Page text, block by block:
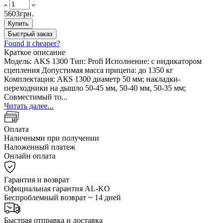
5603грн.
Купить
Быстрый заказ
Found it cheaper?
Краткое описание
Модель: AKS 1300 Тип: Profi Исполнение: с индикатором
сцепления Допустимая масса прицепа: до 1350 кг
Комплектация: АКS 1300 диаметр 50 мм; накладки-
переходники на дышло 50-45 мм, 50-40 мм, 50-35 мм;
Совместимый то...
Читать далее...
Оплата
Наличными при получении
Наложенный платеж
Онлайн оплата
Гарантия и возврат
Официальная гарантия AL-KO
Беспроблемный возврат ~ 14 дней
Быстрая отправка и доставка